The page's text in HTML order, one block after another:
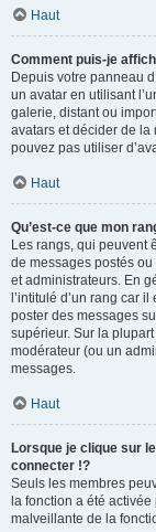
Haut
Comment puis-je
Depuis votre panneau
un avatar en utilisant
galerie, distant ou
avatars et décider de la
pouvez pas utiliser
Haut
Qu’est-ce que mon
Les rangs, qui peuvent
de messages postés
et administrateurs. En
l’intitulé d’un rang car
poster des messages
supérieur. Sur la
modérateur (ou un
messages.
Haut
Lorsque je clique sur
connecter !?
Seuls les membres
la fonction a été
malveillante de la